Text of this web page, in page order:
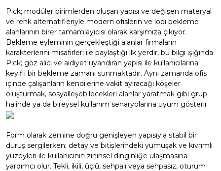
Pick; modüler birimlerden oluşan yapısı ve değişen materyal
ve renk alternatifleriyle modern ofislerin ve lobi bekleme
alanlarının birer tamamlayıcısı olarak karşımıza çıkıyor.
Bekleme eyleminin gerçekleştiği alanlar firmaların
karakterlerini misafirleri ile paylaştığı ilk yerdir, bu bilgi ışığında
Pick; göz alıcı ve aidiyet uyandıran yapısı ile kullanıcılarına
keyifli bir bekleme zamanı sunmaktadır. Aynı zamanda ofis
içinde çalışanların kendilerine vakit ayıracağı köşeler
oluşturmak, sosyalleşebilecekleri alanlar yaratmak gibi grup
halinde ya da bireysel kullanım senaryolarına uyum gösterir.
Form olarak zemine doğru genişleyen yapısıyla stabil bir
duruş sergilerken; detay ve bitişlerindeki yumuşak ve kıvrımlı
yüzeyleri ile kullanıcının zihinsel dinginliğe ulaşmasına
yardımcı olur. Tekli, ikili, üçlü, sehpalı veya sehpasız, oturum